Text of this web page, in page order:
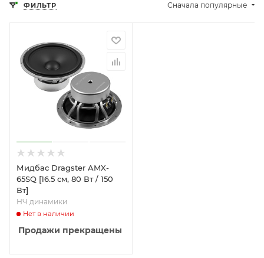
ФИЛЬТР Сначала популярные
Мидбас Dragster AMX-
65SQ [16.5 см, 80 Вт / 150
Вт]
НЧ динамики
Нет в наличии
Продажи прекращены